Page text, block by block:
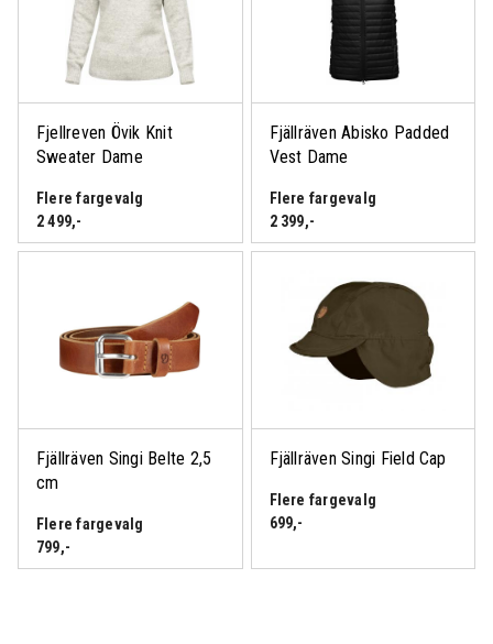
Logg inn eller bli medlem
for å se medlemspris
Fjellreven Övik Knit
Sweater Dame
Flere fargevalg
2 499,-
Fjällräven Abisko Padded
Vest Dame
Flere fargevalg
2 399,-
Fjällräven Singi Belte 2,5
cm
Flere fargevalg
799,-
Fjällräven Singi Field Cap
Flere fargevalg
699,-